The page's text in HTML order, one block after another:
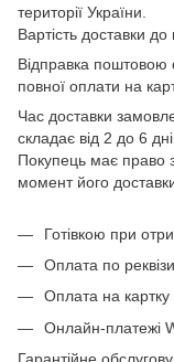
території України.
Вартість доставки до
Відправка
повної оплати на
Час доставки
складає від 2 до 6
Покупець має право
момент його
Готівкою при
Оплата по
Оплата на
Онлайн-платежі